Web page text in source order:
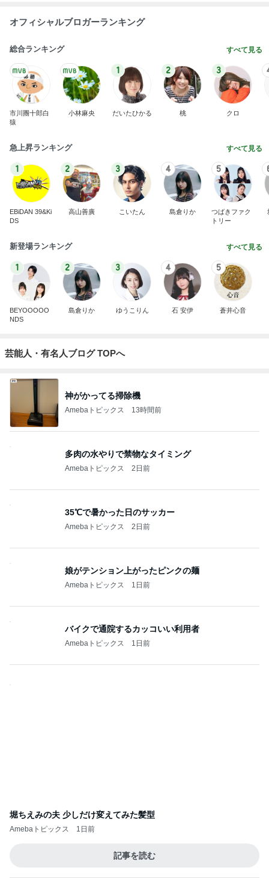
オフィシャルブロガーランキング
総合ランキング すべて見る
市川團十郎白
猿
小林麻央
1
だいたひかる
2
桃
3
クロ
急上昇ランキング すべて見る
1
EBiDAN 39&Ki
DS
2
高山善廣
3
こいたん
4
島倉りか
5
つばきファク
トリー
新登場ランキング すべて見る
1
BEYOOOOO
NDS
2
島倉りか
3
ゆうこりん
4
石 安伊
5
蒼井心音
芸能人・有名人ブログ TOPへ
神がかってる掃除機
Amebaトピックス 13時間前
多肉の水やりで禁物なタイミング
Amebaトピックス 2日前
35℃で暑かった日のサッカー
Amebaトピックス 2日前
娘がテンション上がったピンクの麺
Amebaトピックス 1日前
バイクで通院するカッコいい利用者
Amebaトピックス 1日前
堀ちえみの夫 少しだけ変えてみた髪型
Amebaトピックス 1日前
記事を読む